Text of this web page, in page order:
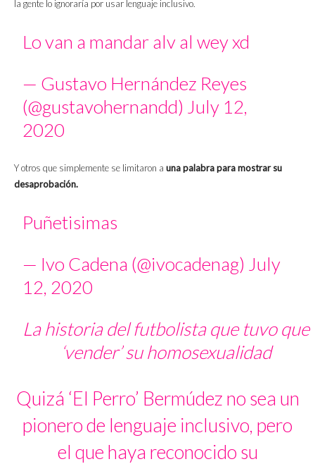
la gente lo ignoraría por usar lenguaje inclusivo.
Lo van a mandar alv al wey xd
— Gustavo Hernández Reyes
(@gustavohernandd) July 12,
2020
Y otros que simplemente se limitaron a una palabra para mostrar su
desaprobación.
Puñetisimas
— Ivo Cadena (@ivocadenag) July
12, 2020
La historia del futbolista que tuvo que
‘vender’ su homosexualidad
Quizá ‘El Perro’ Bermúdez no sea un
pionero de lenguaje inclusivo, pero
el que haya reconocido su